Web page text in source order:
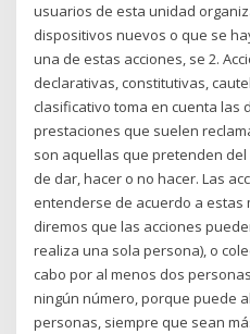
usuarios de esta unidad
dispositivos nuevos o que se
una de estas acciones, se 2.
declarativas, constitutivas,
clasificativo toma en cuenta las
prestaciones que suelen
son aquellas que pretenden
de dar, hacer o no hacer. Las
entenderse de acuerdo a estas
diremos que las acciones
realiza una sola persona), o
cabo por al menos dos
ningún número, porque puede
personas, siempre que sean